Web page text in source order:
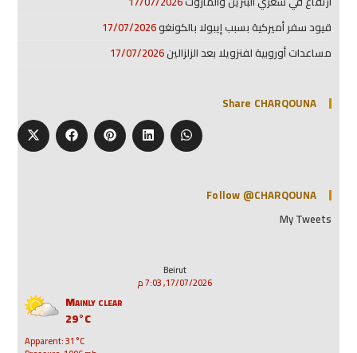
قيود سفر أميركية بسبب إيبولا بالكونغو17/07/2026
مساعدات أوروبية لفنزويلا بعد الزلزالين17/07/2026
Share CHARQOUNA
Follow @CHARQOUNA
My Tweets
Beirut
17/07/2026, 7:03 م
Mainly clear
29°C
Apparent: 31°C